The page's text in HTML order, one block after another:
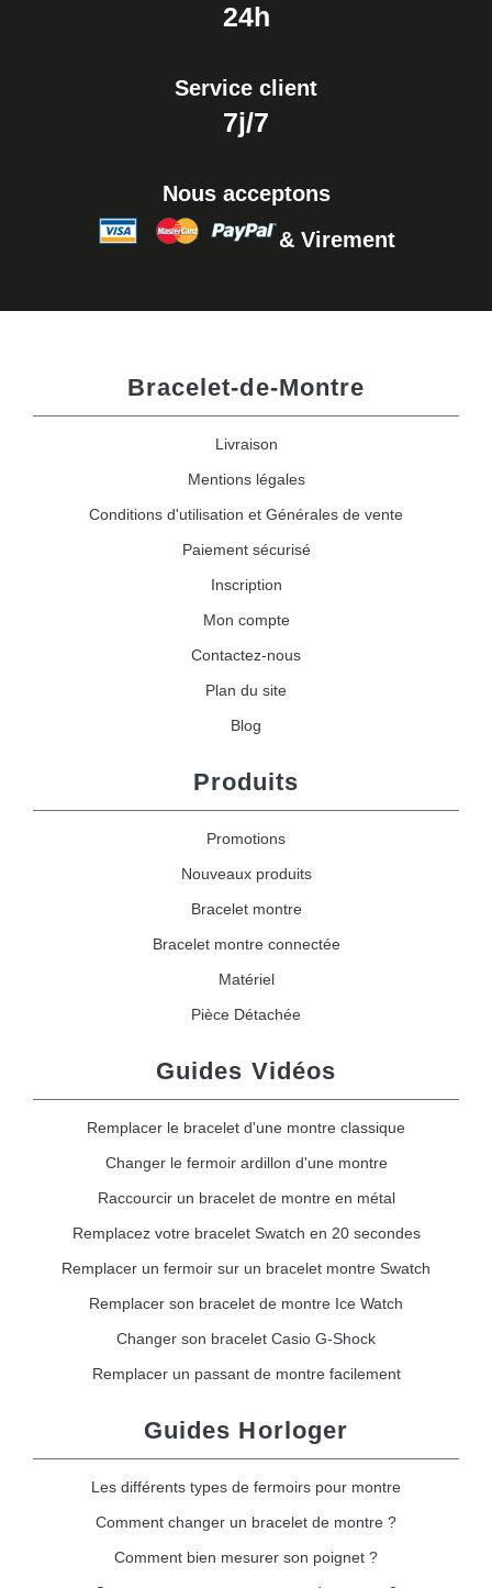
24h
Service client
7j/7
Nous acceptons
& Virement
Bracelet-de-Montre
Livraison
Mentions légales
Conditions d'utilisation et Générales de vente
Paiement sécurisé
Inscription
Mon compte
Contactez-nous
Plan du site
Blog
Produits
Promotions
Nouveaux produits
Bracelet montre
Bracelet montre connectée
Matériel
Pièce Détachée
Guides Vidéos
Remplacer le bracelet d'une montre classique
Changer le fermoir ardillon d'une montre
Raccourcir un bracelet de montre en métal
Remplacez votre bracelet Swatch en 20 secondes
Remplacer un fermoir sur un bracelet montre Swatch
Remplacer son bracelet de montre Ice Watch
Changer son bracelet Casio G-Shock
Remplacer un passant de montre facilement
Guides Horloger
Les différents types de fermoirs pour montre
Comment changer un bracelet de montre ?
Comment bien mesurer son poignet ?